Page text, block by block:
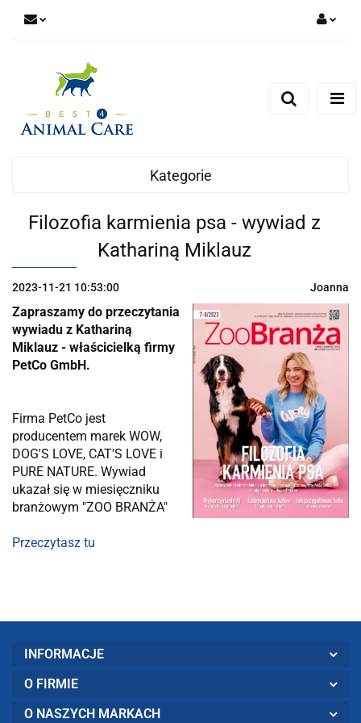
Kategorie
Filozofia karmienia psa - wywiad z
Kathariną Miklauz
2023-11-21 10:53:00 Joanna
Zapraszamy do przeczytania
wywiadu z Kathariną
Miklauz - właścicielką firmy
PetCo GmbH.
Firma PetCo jest
producentem marek WOW,
DOG'S LOVE, CAT'S LOVE i
PURE NATURE. Wywiad
ukazał się w miesięczniku
branżowym "ZOO BRANŻA"
Przeczytasz tu
INFORMACJE
O FIRMIE
O NASZYCH MARKACH